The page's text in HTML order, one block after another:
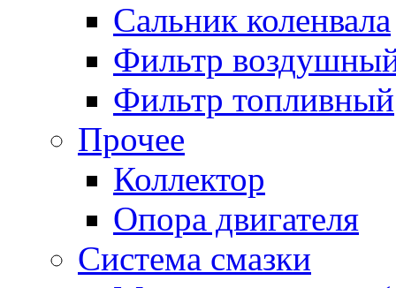
Сальник коленвала
Фильтр
Фильтр топливный
Прочее
Коллектор
Опора двигателя
Система смазки